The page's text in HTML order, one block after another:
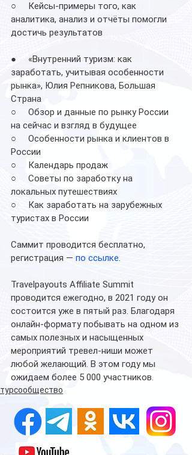
○     Кейсы-примеры того, как
аналитика, анализ и отчёты помогли
достичь результатов
●     «Внутренний туризм: как
заработать, учитывая особенности
рынка», Юлия Репникова, Большая
Страна
○     Обзор и данные по рынку России
на сейчас и взгляд в будущее
○     Особенности рынка и клиентов в
России
○     Календарь продаж
○     Советы по заработку на
локальных путешествиях
○     Как заработать на зарубежных
туристах в России
Саммит проводится бесплатно,
регистрация — по ссылке.
Travelpayouts Affiliate Summit
проводится ежегодно, в 2021 году он
состоится уже в пятый раз. Благодаря
онлайн-формату побывать на одном из
самых полезных и насыщенных
мероприятий тревел-ниши может
любой желающий. В этом году мы
ожидаем более 5 000 участников.
турсообщество